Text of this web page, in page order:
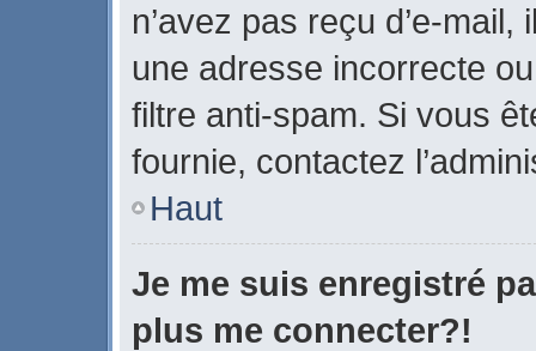
n’avez pas reçu d’e-
une adresse incorrecte
filtre anti-spam. Si vous
fournie, contactez
Haut
Je me suis enregistré
plus me connecter?!